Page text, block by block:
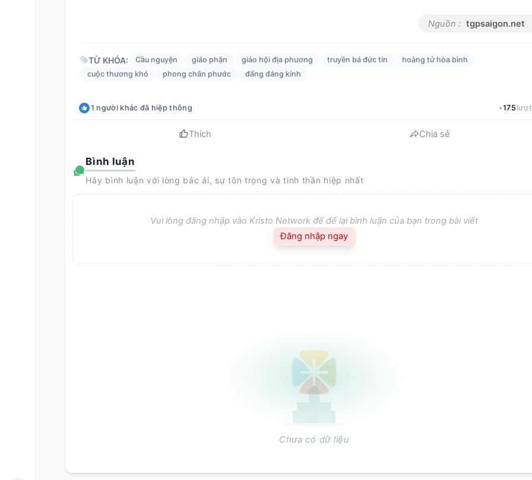
Nguồn : tgpsaigon.net
TỪ KHÓA: Cầu nguyện giáo phận giáo hội địa phương truyền bá đức tin
hoàng tử hòa bình
cuộc thương khó
phong chân phước đấng đáng kính
1 người khác đã hiệp thông 175
Thích Chia sẻ
Bình luận
Hãy bình luận với lòng bác ái, sự tôn trọng và tinh thần hiệp nhất
Vui lòng đăng nhập vào Kristo Network để để lại bình luận của bạn trong bài viết
Đăng nhập ngay
Chưa có dữ liệu